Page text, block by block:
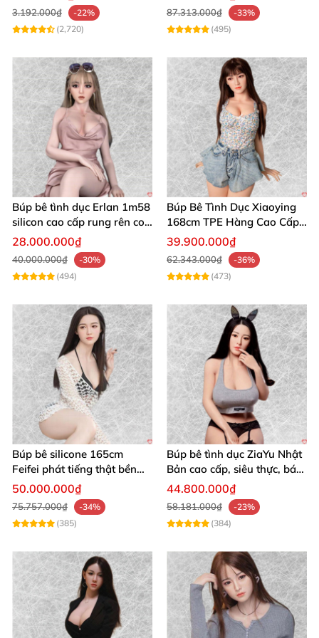
Búp bê SINO Doll 152CM silicon y tế cao cấp sản phẩm hot
Búp bê SINO Doll 152CM silicon y tế cao cấp sản phẩm hot
3.192.000₫
-22%
(2,720)
87.313.000₫
-33%
(495)
Búp bê tình dục Erlan 1m58
silicon cao cấp rung rên co
bóp
28.000.000₫
40.000.000₫
-30%
(494)
Búp Bê Tình Dục Xiaoying
168cm TPE Hàng Cao Cấp
Realistic 3 Lỗ Cho Nam
39.900.000₫
62.343.000₫
-36%
(473)
Búp bê silicone 165cm
Feifei phát tiếng thật bền
đẹp cao cấp
50.000.000₫
75.757.000₫
-34%
(385)
Búp bê tình dục ZiaYu Nhật
Bản cao cấp, siêu thực, bán
chạy
44.800.000₫
58.181.000₫
-23%
(384)